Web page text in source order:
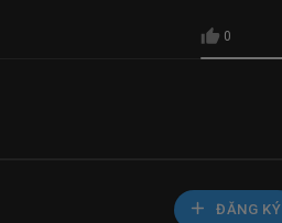
0
ĐĂNG KÝ